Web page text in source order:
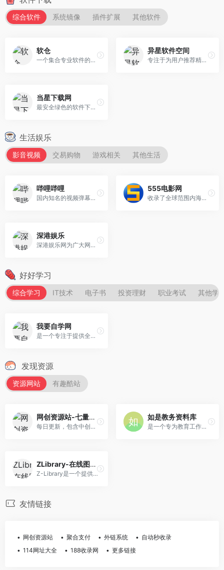
综合软件 系统镜像 插件扩展 其他软件
软仓
一个集合专业软件的导航网站，免费下载供学习使用。
异星软件空间
专注于为用户推荐精选、实用的软件及资源。
当星下载网
最安全绿色的软件下载网站,无病毒,无插件,无恶意代码。致力于打造一个大众满意的资源下载站点。
生活娱乐
影音视频 交易购物 游戏相关 其他生活
哔哩哔哩
国内知名的视频弹幕网站，这里有及时的动漫新番，活跃的ACG氛围，有创意的Up主。
555电影网
收录了全球范围内海量的高清超高清电影和电视剧资源，涵盖热门大片、经典老片、独立佳作、热门剧集等多种类型。
深港娱乐
深港娱乐网为广大网友提供娱乐圈最新娱乐新闻,娱乐新闻头条,娱乐八卦新闻,最新娱乐新闻,今日娱乐新闻,香港娱乐新闻,明星娱乐新闻,娱乐圈新闻,娱乐新闻报道，欢迎关注浏览！
好好学习
综合学习 IT技术 电子书 投资理财 职业考试 其他学
我要自学网
是一个专注于提供全方位学习资源和工具的在线教育平台。
发现资源
资源网站 有趣酷站
网创资源站-七量思维
每日更新，包含中创网，福缘网，冒泡网的网创资源，还有教程，软件，游戏，源码等资源！
如是教务资料库
是一个专为教育工作者设计的综合性在线平台，旨在为广大教师提供丰富、专业、便捷的教务资源。
ZLibrary-在线图书馆
Z-Library是一个提供免费电子书资源的在线图书馆网站，拥有丰富的资源和强大的检索功能。
友情链接
网创资源站 聚合支付 外链系统
自动秒收录
114网址大全
188收录网 更多链接